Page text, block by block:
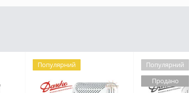
Популярний
Популярний
Продано